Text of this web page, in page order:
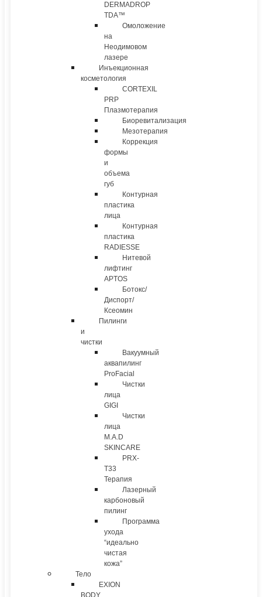
DERMADROP
TDA™
Омоложение
на
Неодимовом
лазере
Инъекционная
косметология
CORTEXIL
PRP
Плазмотерапия
Биоревитализация
Мезотерапия
Коррекция
формы
и
объема
губ
Контурная
пластика
лица
Контурная
пластика
RADIESSE
Нитевой
лифтинг
APTOS
Ботокс/
Диспорт/
Ксеомин
Пилинги
и
чистки
Вакуумный
аквапилинг
ProFacial
Чистки
лица
GIGI
Чистки
лица
M.A.D
SKINCARE
PRX-
T33
Терапия
Лазерный
карбоновый
пилинг
Программа
ухода
“идеально
чистая
кожа”
Тело
EXION
BODY